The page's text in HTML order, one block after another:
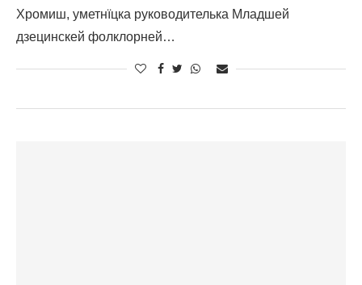
Хромиш, уметнїцка руководителька Младшей
дзецинскей фолклорней…